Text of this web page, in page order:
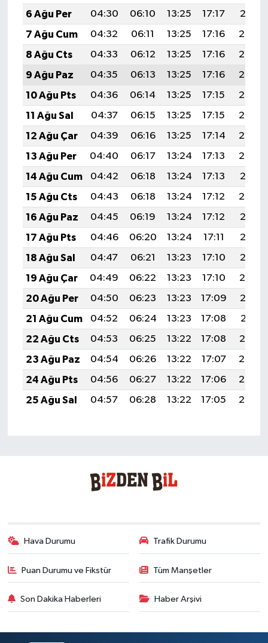
6 Ağu Per
04:30 06:10 13:25 17:17
20:31
7 Ağu Cum
04:32 06:11 13:25 17:16
20:30
8 Ağu Cts
04:33 06:12 13:25 17:16
20:29
9 Ağu Paz
04:35 06:13 13:25 17:16
20:27
10 Ağu Pts
04:36 06:14 13:25 17:15
20:26
11 Ağu Sal
04:37 06:15 13:25 17:15
20:25
12 Ağu Çar
04:39 06:16 13:25 17:14
20:24
13 Ağu Per
04:40 06:17 13:24 17:13
20:22
14 Ağu Cum
04:42 06:18 13:24 17:13
20:21
15 Ağu Cts
04:43 06:18 13:24 17:12
20:20
16 Ağu Paz
04:45 06:19 13:24 17:12
20:18
17 Ağu Pts
04:46 06:20 13:24 17:11
20:17
18 Ağu Sal
04:47 06:21 13:23 17:10
20:15
19 Ağu Çar
04:49 06:22 13:23 17:10
20:14
20 Ağu Per
04:50 06:23 13:23 17:09
20:13
21 Ağu Cum
04:52 06:24 13:23 17:08
20:11
22 Ağu Cts
04:53 06:25 13:22 17:08
20:10
23 Ağu Paz
04:54 06:26 13:22 17:07
20:08
24 Ağu Pts
04:56 06:27 13:22 17:06
20:07
25 Ağu Sal
04:57 06:28 13:22 17:05 20:05
Hava Durumu Trafik Durumu
Puan Durumu ve Fikstür Tüm Manşetler
Son Dakika Haberleri Haber Arşivi